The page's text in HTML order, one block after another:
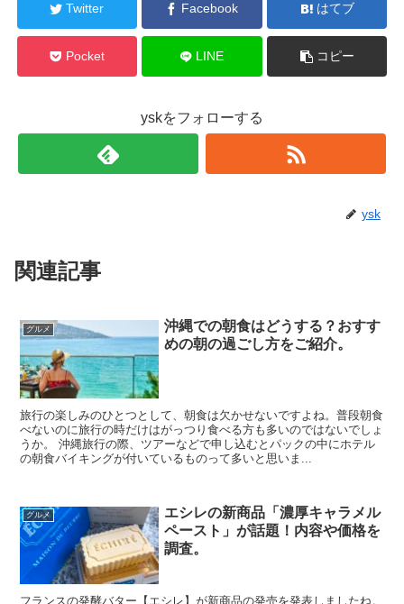
Twitter Facebook はてブ
Pocket LINE コピー
yskをフォローする
ysk
関連記事
グルメ
沖縄での朝食はどうする？おすす
めの朝の過ごし方をご紹介。
旅行の楽しみのひとつとして、朝食は欠かせないですよね。普段朝食
べないのに旅行の時だけはがっつり食べる方も多いのではないでしょ
うか。 沖縄旅行の際、ツアーなどで申し込むとパックの中にホテル
の朝食バイキングが付いているものって多いと思いま...
グルメ
エシレの新商品「濃厚キャラメル
ペースト」が話題！内容や価格を
調査。
フランスの発酵バター【エシレ】が新商品の発売を発表しましたね。